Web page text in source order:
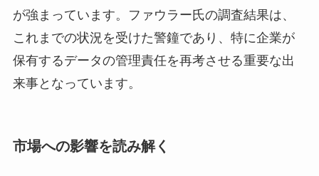
が強まっています。ファウラー氏の調査結果は、
これまでの状況を受けた警鐘であり、特に企業が
保有するデータの管理責任を再考させる重要な出
来事となっています。
市場への影響を読み解く